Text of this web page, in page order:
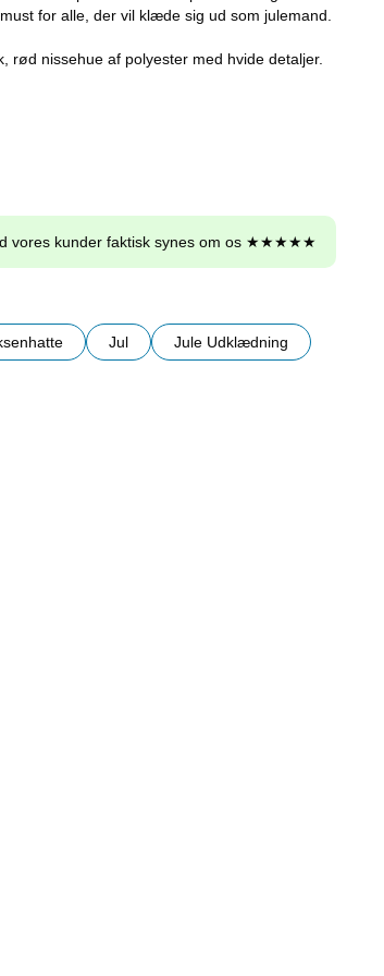
for alle, der vil klæde sig ud som julemand.
rød nissehue af polyester med hvide detaljer.
vores kunder faktisk synes om os ★★★★★
Jul Jule Udklædning